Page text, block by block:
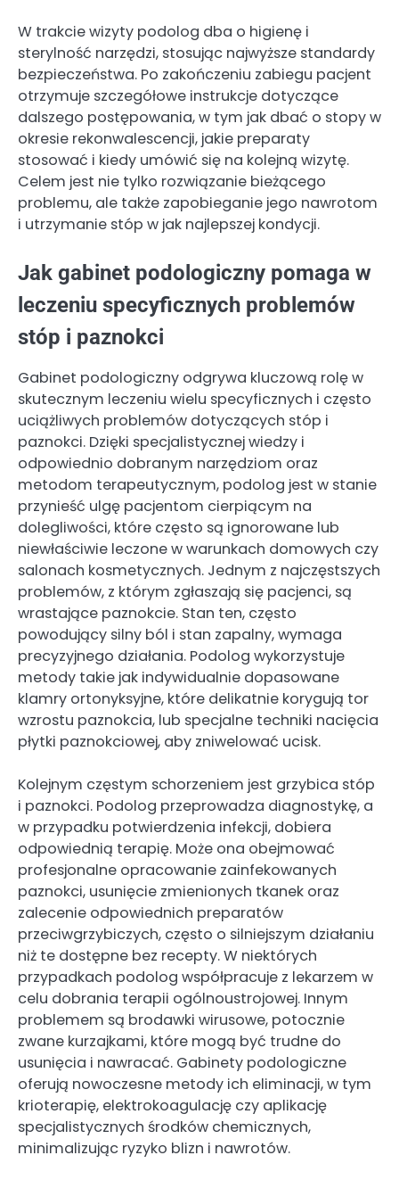
W trakcie wizyty podolog dba o higienę i
sterylność narzędzi, stosując najwyższe standardy
bezpieczeństwa. Po zakończeniu zabiegu pacjent
otrzymuje szczegółowe instrukcje dotyczące
dalszego postępowania, w tym jak dbać o stopy w
okresie rekonwalescencji, jakie preparaty
stosować i kiedy umówić się na kolejną wizytę.
Celem jest nie tylko rozwiązanie bieżącego
problemu, ale także zapobieganie jego nawrotom
i utrzymanie stóp w jak najlepszej kondycji.
Jak gabinet podologiczny pomaga w
leczeniu specyficznych problemów
stóp i paznokci
Gabinet podologiczny odgrywa kluczową rolę w
skutecznym leczeniu wielu specyficznych i często
uciążliwych problemów dotyczących stóp i
paznokci. Dzięki specjalistycznej wiedzy i
odpowiednio dobranym narzędziom oraz
metodom terapeutycznym, podolog jest w stanie
przynieść ulgę pacjentom cierpiącym na
dolegliwości, które często są ignorowane lub
niewłaściwie leczone w warunkach domowych czy
salonach kosmetycznych. Jednym z najczęstszych
problemów, z którym zgłaszają się pacjenci, są
wrastające paznokcie. Stan ten, często
powodujący silny ból i stan zapalny, wymaga
precyzyjnego działania. Podolog wykorzystuje
metody takie jak indywidualnie dopasowane
klamry ortonyksyjne, które delikatnie korygują tor
wzrostu paznokcia, lub specjalne techniki nacięcia
płytki paznokciowej, aby zniwelować ucisk.
Kolejnym częstym schorzeniem jest grzybica stóp
i paznokci. Podolog przeprowadza diagnostykę, a
w przypadku potwierdzenia infekcji, dobiera
odpowiednią terapię. Może ona obejmować
profesjonalne opracowanie zainfekowanych
paznokci, usunięcie zmienionych tkanek oraz
zalecenie odpowiednich preparatów
przeciwgrzybiczych, często o silniejszym działaniu
niż te dostępne bez recepty. W niektórych
przypadkach podolog współpracuje z lekarzem w
celu dobrania terapii ogólnoustrojowej. Innym
problemem są brodawki wirusowe, potocznie
zwane kurzajkami, które mogą być trudne do
usunięcia i nawracać. Gabinety podologiczne
oferują nowoczesne metody ich eliminacji, w tym
krioterapię, elektrokoagulację czy aplikację
specjalistycznych środków chemicznych,
minimalizując ryzyko blizn i nawrotów.